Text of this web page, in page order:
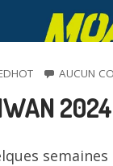
AUCUN
2024